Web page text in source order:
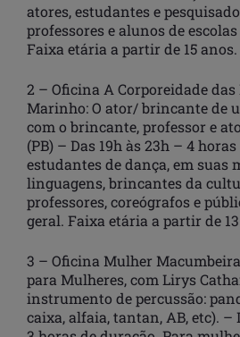
atores, estudantes e
professores e alunos de
Faixa etária a partir de 15 anos.
2 – Oficina A Corporeidade das
Marinho: O ator/ brincante de
com o brincante, professor e
(PB) – Das 19h às 23h – 4
estudantes de dança, em suas
linguagens, brincantes da
professores, coreógrafos e
geral. Faixa etária a partir de
3 – Oficina Mulher
para Mulheres, com Lirys
instrumento de percussão:
caixa, alfaia, tantan, AB, etc). –